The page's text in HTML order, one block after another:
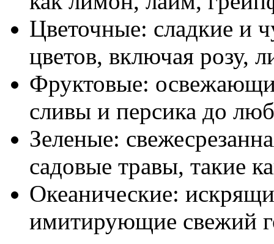
Цветочные: сладкие и
цветов, включая розу,
Фруктовые:
сливы и персика до
Зеленые:
садовые травы, такие
Океанические:
имитирующие свежий